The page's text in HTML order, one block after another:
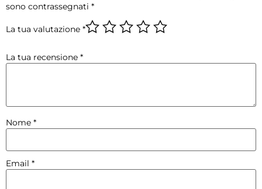
sono contrassegnati *
La tua valutazione *
La tua recensione *
Nome *
Email *